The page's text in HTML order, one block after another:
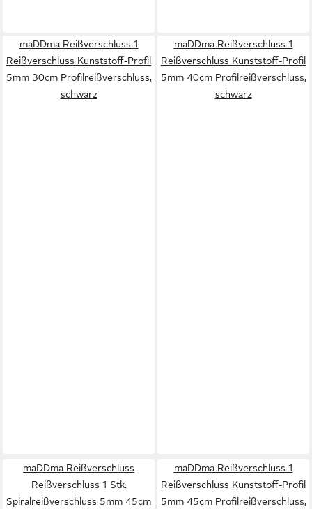
maDDma Reißverschluss 1
Reißverschluss Kunststoff-Profil
5mm 30cm Profilreißverschluss,
schwarz
maDDma Reißverschluss 1
Reißverschluss Kunststoff-Profil
5mm 40cm Profilreißverschluss,
schwarz
maDDma Reißverschluss
Reißverschluss 1 Stk.
Spiralreißverschluss 5mm 45cm
maDDma Reißverschluss 1
Reißverschluss Kunststoff-Profil
5mm 45cm Profilreißverschluss,